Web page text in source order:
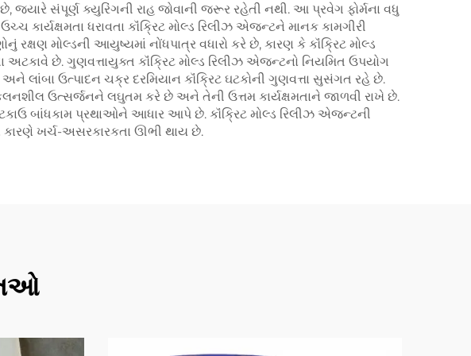
જ્યારે સંપૂર્ણ ક્યુરિંગની રાહ જોવાની જરૂર રહેતી નથી. આ પ્રવેગ ફોર્મના વધુ
ધરાવતા કૉંક્રિટ મોલ્ડ રિલીઝ એજન્ટને માનક કામગીરી
રક્ષણ મોલ્ડની આયુષ્યમાં નોંધપાત્ર વધારો કરે છે, કારણ કે કૉંક્રિટ મોલ્ડ
અટકાવે છે. ગુણવત્તાયુક્ત કૉંક્રિટ મોલ્ડ રિલીઝ એજન્ટનો નિયમિત ઉપયોગ
લાંબા ઉત્પાદન ચક્ર દરમિયાન કૉંક્રિટ ઘટકોની ગુણવત્તા સુસંગત રહે છે.
ઉત્સર્જનને લઘુતમ કરે છે અને તેની ઉત્તમ કાર્યક્ષમતાને જાળવી રાખે છે.
બાંધકામ પ્રથાઓને આધાર આપે છે. કૉંક્રિટ મોલ્ડ રિલીઝ એજન્ટની
ખર્ચ-અસરકારકતા ઊભી થાય છે.